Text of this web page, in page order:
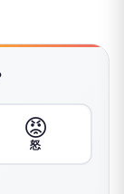
😡
怒